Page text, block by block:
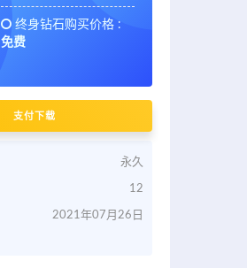
终身钻石购买价格 :
免费
支付下载
永久
12
2021年07月26日